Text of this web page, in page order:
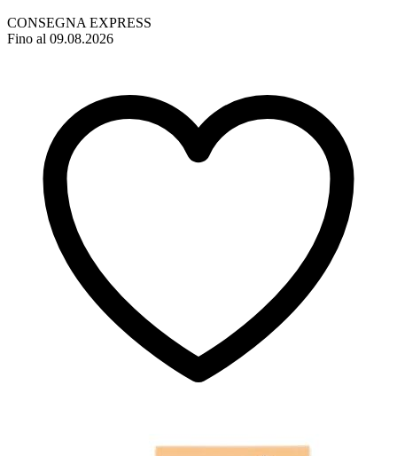
CONSEGNA EXPRESS
Fino al 09.08.2026